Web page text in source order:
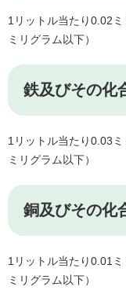
1リットル当たり0.02
ミリグラム以下）
鉄及びその化
1リットル当たり0.03
ミリグラム以下）
銅及びその化
1リットル当たり0.01
ミリグラム以下）